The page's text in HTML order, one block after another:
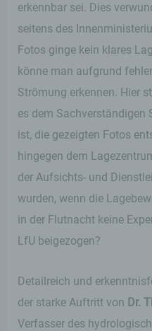
erkennbar sei. Dies
seitens des
Fotos ginge kein klares
könne man aufgrund
Strömung erkennen. Hier
es dem
ist, die gezeigten Fotos
hingegen dem
der Aufsichts- und
wurden, wenn die
in der Flutnacht keine
LfU beigezogen?
Detailreich und
der starke Auftritt von Dr.
Verfasser des